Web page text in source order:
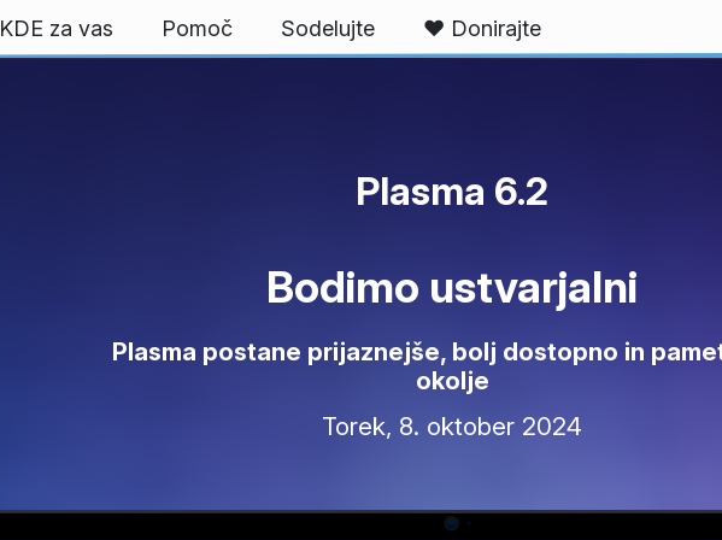
KDE za vas Pomoč Sodelujte ❤️ Donirajte
Plasma 6.2
Bodimo ustvarjalni
Plasma postane prijaznejše, bolj dostopno in
okolje
Torek, 8. oktober 2024